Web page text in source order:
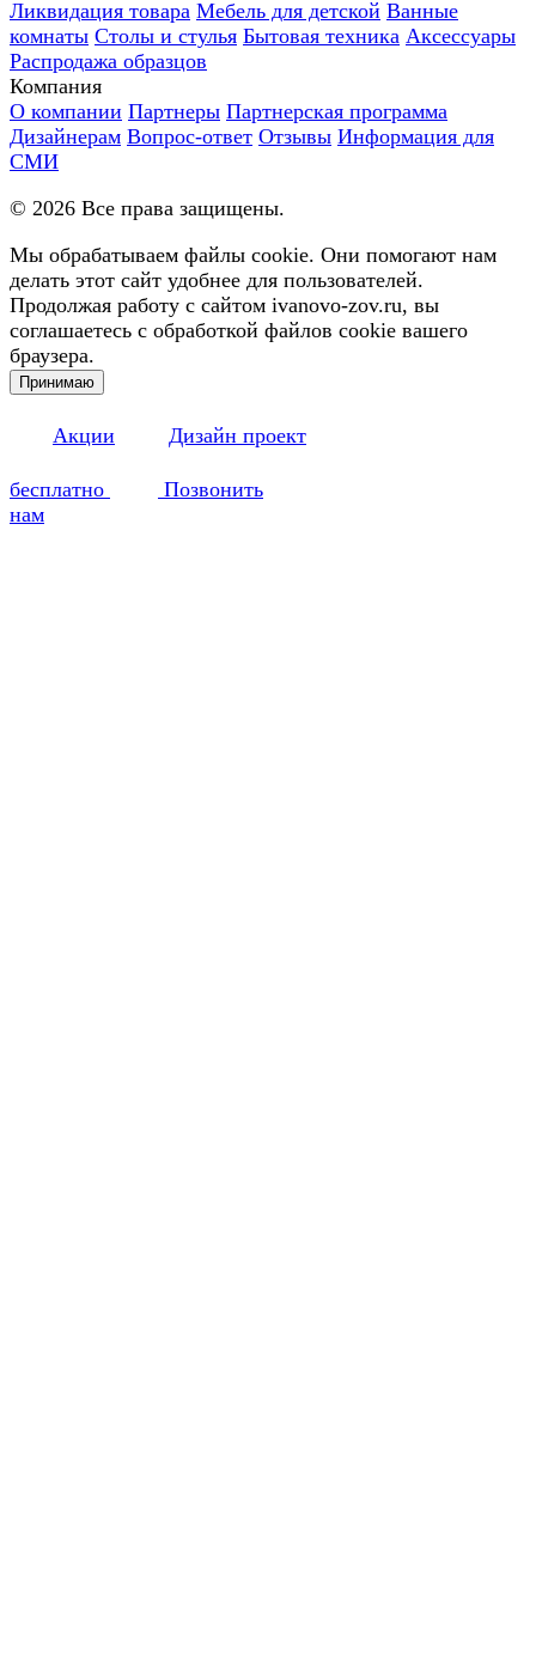
Ликвидация товара Мебель для детской Ванные
комнаты Столы и стулья Бытовая техника Аксессуары
Распродажа образцов
Компания
О компании Партнеры Партнерская программа
Дизайнерам Вопрос-ответ Отзывы Информация для
СМИ
© 2026 Все права защищены.
Мы обрабатываем файлы cookie. Они помогают нам
делать этот сайт удобнее для пользователей.
Продолжая работу с сайтом ivanovo-zov.ru, вы
соглашаетесь с обработкой файлов cookie вашего
браузера.
Принимаю
Акции Дизайн проект
бесплатно
Позвонить
нам